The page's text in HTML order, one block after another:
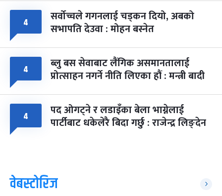
४ सर्वोच्चले गगनलाई चड्कन दियो, अबको
सभापति देउवा : मोहन बस्नेत
४ ब्लु बस सेवाबाट लैंगिक असमानतालाई
प्रोत्साहन नगर्ने नीति लिएका हौं : मन्त्री बादी
४ पद ओगट्ने र लडाइँका बेला भाग्नेलाई
पार्टीबाट धकेलेरै बिदा गर्छु : राजेन्द्र लिङ्देन
वेबस्टोरिज